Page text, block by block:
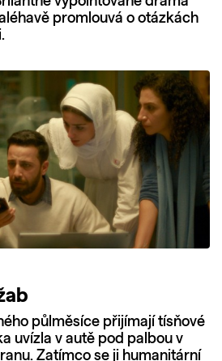
promlouvá o otázkách
půlměsíce přijímají tísňové
uvízla v autě pod palbou v
Zatímco se ji humanitární